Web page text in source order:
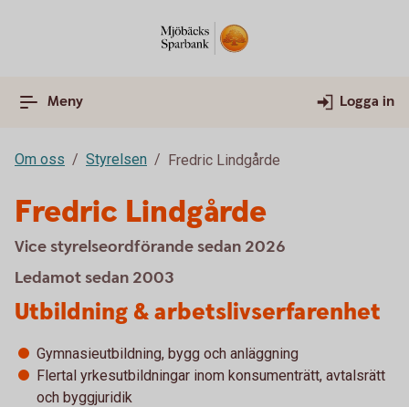
Meny Logga in
Om oss Styrelsen Fredric Lindgårde
Fredric Lindgårde
Vice styrelseordförande sedan 2026
Ledamot sedan 2003
Utbildning & arbetslivserfarenhet
Gymnasieutbildning, bygg och anläggning
Flertal yrkesutbildningar inom konsumenträtt, avtalsrätt
och byggjuridik